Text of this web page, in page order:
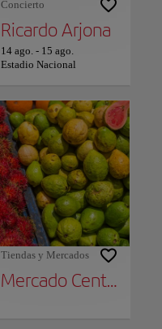
Concierto
Ricardo Arjona
14 ago. - 15 ago.
Estadio Nacional
Tiendas y Mercados
Mercado Central